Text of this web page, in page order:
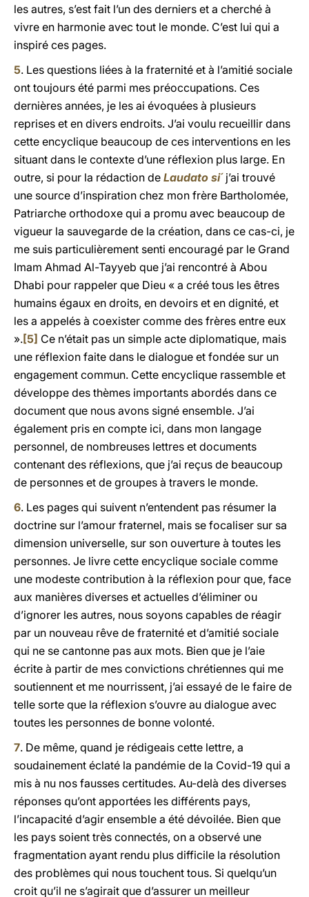
les autres, s’est fait l’un des derniers et a cherché à
vivre en harmonie avec tout le monde. C’est lui qui a
inspiré ces pages.
5. Les questions liées à la fraternité et à l’amitié sociale
ont toujours été parmi mes préoccupations. Ces
dernières années, je les ai évoquées à plusieurs
reprises et en divers endroits. J’ai voulu recueillir dans
cette encyclique beaucoup de ces interventions en les
situant dans le contexte d’une réflexion plus large. En
outre, si pour la rédaction de Laudato si´j’ai trouvé
une source d’inspiration chez mon frère Bartholomée,
Patriarche orthodoxe qui a promu avec beaucoup de
vigueur la sauvegarde de la création, dans ce cas-ci, je
me suis particulièrement senti encouragé par le Grand
Imam Ahmad Al-Tayyeb que j’ai rencontré à Abou
Dhabi pour rappeler que Dieu « a créé tous les êtres
humains égaux en droits, en devoirs et en dignité, et
les a appelés à coexister comme des frères entre eux
».[5] Ce n’était pas un simple acte diplomatique, mais
une réflexion faite dans le dialogue et fondée sur un
engagement commun. Cette encyclique rassemble et
développe des thèmes importants abordés dans ce
document que nous avons signé ensemble. J’ai
également pris en compte ici, dans mon langage
personnel, de nombreuses lettres et documents
contenant des réflexions, que j’ai reçus de beaucoup
de personnes et de groupes à travers le monde.
6. Les pages qui suivent n’entendent pas résumer la
doctrine sur l’amour fraternel, mais se focaliser sur sa
dimension universelle, sur son ouverture à toutes les
personnes. Je livre cette encyclique sociale comme
une modeste contribution à la réflexion pour que, face
aux manières diverses et actuelles d’éliminer ou
d’ignorer les autres, nous soyons capables de réagir
par un nouveau rêve de fraternité et d’amitié sociale
qui ne se cantonne pas aux mots. Bien que je l’aie
écrite à partir de mes convictions chrétiennes qui me
soutiennent et me nourrissent, j’ai essayé de le faire de
telle sorte que la réflexion s’ouvre au dialogue avec
toutes les personnes de bonne volonté.
7. De même, quand je rédigeais cette lettre, a
soudainement éclaté la pandémie de la Covid-19 qui a
mis à nu nos fausses certitudes. Au-delà des diverses
réponses qu’ont apportées les différents pays,
l’incapacité d’agir ensemble a été dévoilée. Bien que
les pays soient très connectés, on a observé une
fragmentation ayant rendu plus difficile la résolution
des problèmes qui nous touchent tous. Si quelqu’un
croit qu’il ne s’agirait que d’assurer un meilleur